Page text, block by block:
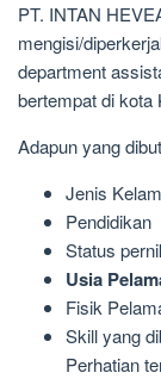
PT. INTAN
mengisi/
department
bertempat di kota
Adapun yang
Jenis
Pendidikan
Status
Usia
Fisik
Skill yang
Perhatian